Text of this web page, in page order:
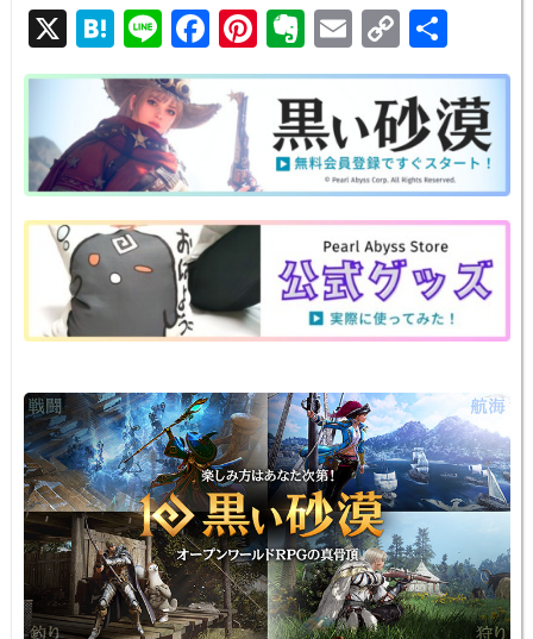
埋めていきます。わかりにくいところを説明します。メールアドレスの認証
最初にメールアドレスの...
X H
at
e
n
a
Li
n
e
F
a
c
b
o
o
k
Pi
nt
er
e
st
E
v
er
n
ot
e
E
m
ail
C
o
p
y
Li
n
k
有